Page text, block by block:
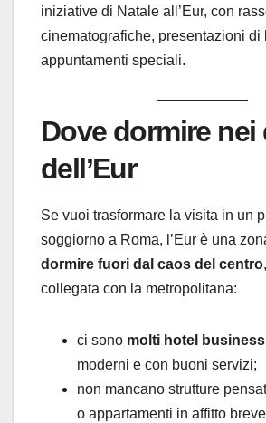
iniziative di Natale all’Eur, con
cinematografiche, presentazioni di
appuntamenti speciali.
Dove dormire
dell’Eur
Se vuoi trasformare la visita in un
soggiorno a Roma, l’Eur è una
dormire fuori dal caos del centro
collegata con la metropolitana:
ci sono molti hotel business
moderni e con buoni servizi;
non mancano strutture
o appartamenti in affitto